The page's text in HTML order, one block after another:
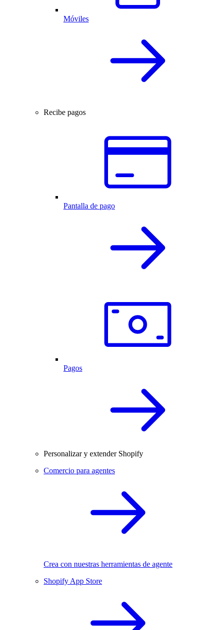
Móviles
Recibe pagos
Pantalla de pago
Pagos
Personalizar y extender Shopify
Comercio para agentes
Crea con nuestras herramientas de agente
Shopify App Store